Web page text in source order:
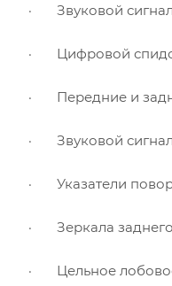
· Звуковой
· Цифровой
· Передние и
· Звуковой
· Указатели
· Зеркала
· Цельное